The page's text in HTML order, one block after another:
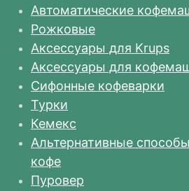
Автоматические
Рожковые
Аксессуары для Krups
Аксессуары для
Сифонные кофеварки
Турки
Кемекс
Альтернативные
кофе
Пуровер